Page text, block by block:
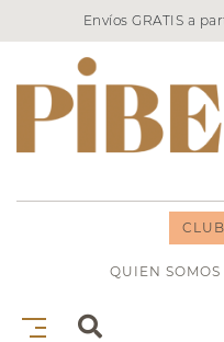
Envíos GRATIS a
QUIEN SOMOS